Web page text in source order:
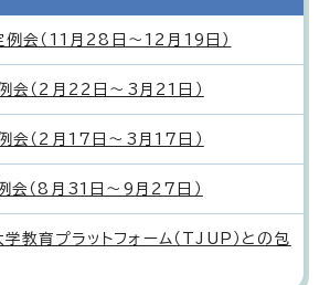
会（11月28日〜12月19日）
会（2月22日〜3月21日）
会（2月17日〜3月17日）
会（8月31日〜9月27日）
教育プラットフォーム（TJUP）との包